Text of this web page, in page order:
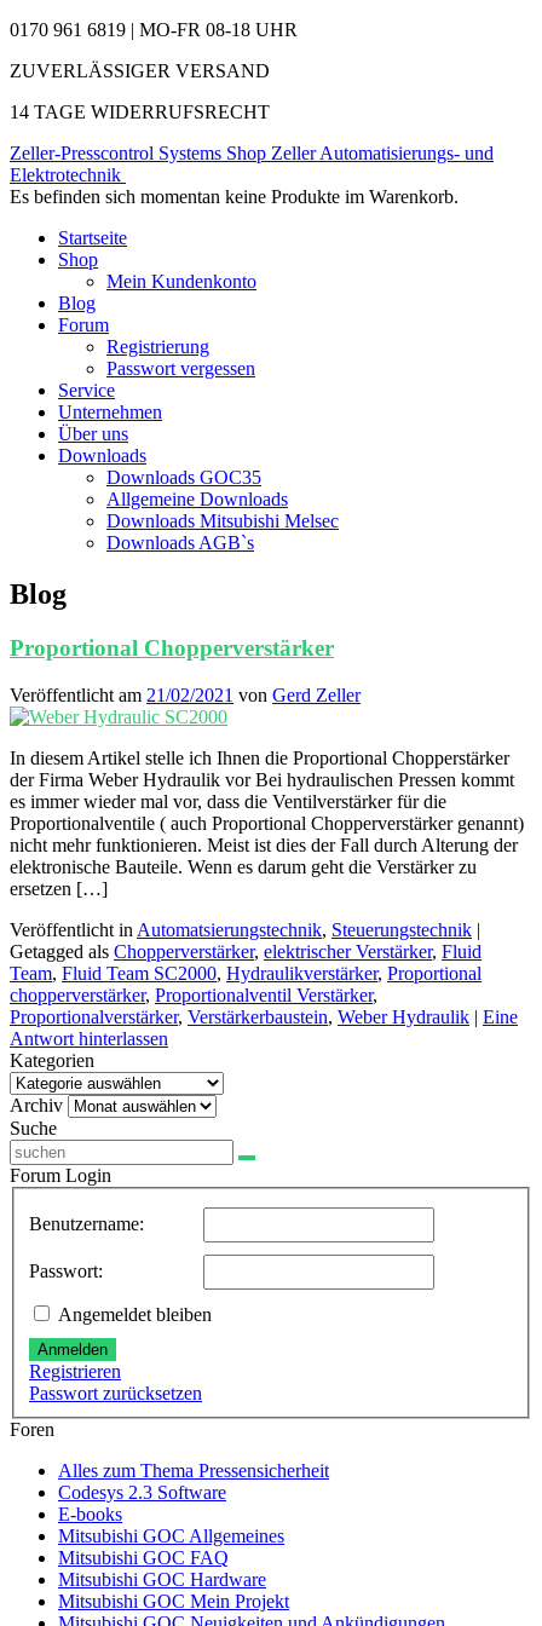
0170 961 6819 | MO-FR 08-18 UHR
ZUVERLÄSSIGER VERSAND
14 TAGE WIDERRUFSRECHT
Zeller-Presscontrol Systems Shop Zeller Automatisierungs- und
Elektrotechnik
Es befinden sich momentan keine Produkte im Warenkorb.
Startseite
Shop
Mein Kundenkonto
Blog
Forum
Registrierung
Passwort vergessen
Service
Unternehmen
Über uns
Downloads
Downloads GOC35
Allgemeine Downloads
Downloads Mitsubishi Melsec
Downloads AGB`s
Blog
Proportional Chopperverstärker
Veröffentlicht am 21/02/2021 von Gerd Zeller
In diesem Artikel stelle ich Ihnen die Proportional Chopperstärker
der Firma Weber Hydraulik vor Bei hydraulischen Pressen kommt
es immer wieder mal vor, dass die Ventilverstärker für die
Proportionalventile ( auch Proportional Chopperverstärker genannt)
nicht mehr funktionieren. Meist ist dies der Fall durch Alterung der
elektronische Bauteile. Wenn es darum geht die Verstärker zu
ersetzen […]
Veröffentlicht in Automatsierungstechnik, Steuerungstechnik |
Getagged als Chopperverstärker, elektrischer Verstärker, Fluid
Team, Fluid Team SC2000, Hydraulikverstärker, Proportional
chopperverstärker, Proportionalventil Verstärker,
Proportionalverstärker, Verstärkerbaustein, Weber Hydraulik | Eine
Antwort hinterlassen
Kategorien
Kategorien
Archiv Archiv
Suche
Forum Login
Benutzername:
Passwort:
Angemeldet bleiben
Anmelden
Registrieren
Passwort zurücksetzen
Foren
Alles zum Thema Pressensicherheit
Codesys 2.3 Software
E-books
Mitsubishi GOC Allgemeines
Mitsubishi GOC FAQ
Mitsubishi GOC Hardware
Mitsubishi GOC Mein Projekt